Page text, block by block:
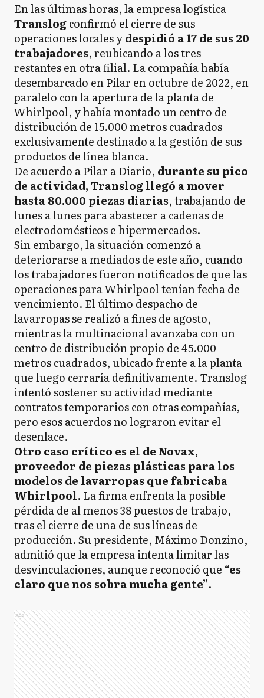
En las últimas horas, la empresa logística
Translogconfirmó el cierre de sus
operaciones locales ydespidió a 17 de sus 20
trabajadores, reubicando a los tres
restantes en otra filial. La compañía había
desembarcado en Pilar en octubre de 2022, en
paralelo con la apertura de la planta de
Whirlpool, y había montado un centro de
distribución de 15.000 metros cuadrados
exclusivamente destinado a la gestión de sus
productos de línea blanca.
De acuerdo a Pilar a Diario, durante su pico
de actividad, Translog llegó a mover
hasta 80.000 piezas diarias, trabajando de
lunes a lunes para abastecer a cadenas de
electrodomésticos e hipermercados.
Sin embargo, la situación comenzó a
deteriorarse a mediados de este año, cuando
los trabajadores fueron notificados de que las
operaciones para Whirlpool tenían fecha de
vencimiento. El último despacho de
lavarropas se realizó a fines de agosto,
mientras la multinacional avanzaba con un
centro de distribución propio de 45.000
metros cuadrados, ubicado frente a la planta
que luego cerraría definitivamente. Translog
intentó sostener su actividad mediante
contratos temporarios con otras compañías,
pero esos acuerdos no lograron evitar el
desenlace.
Otro caso crítico es el de Novax,
proveedor de piezas plásticas para los
modelos de lavarropas que fabricaba
Whirlpool. La firma enfrenta la posible
pérdida de al menos 38 puestos de trabajo,
tras el cierre de una de sus líneas de
producción. Su presidente, Máximo Donzino,
admitió que la empresa intenta limitar las
desvinculaciones, aunque reconoció que “es
claro que nos sobra mucha gente”.
Ads